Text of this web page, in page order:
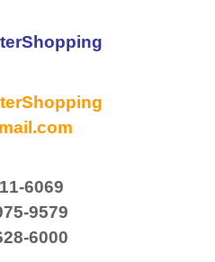
6069
9579
6000